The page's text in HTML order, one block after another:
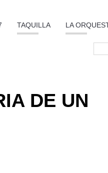
TAQUILLA LA
DE UN